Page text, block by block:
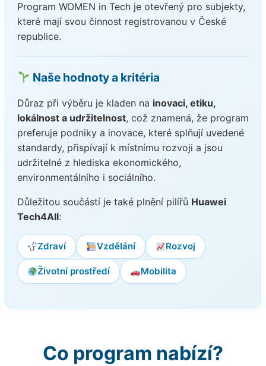
Program WOMEN in Tech je otevřený pro subjekty,
které mají svou činnost registrovanou v České
republice.
Naše hodnoty a kritéria
Důraz při výběru je kladen na inovaci, etiku,
lokálnost a udržitelnost, což znamená, že program
preferuje podniky a inovace, které splňují uvedené
standardy, přispívají k místnímu rozvoji a jsou
udržitelné z hlediska ekonomického,
environmentálního i sociálního.
Důležitou součástí je také plnění pilířů Huawei
Tech4All:
Zdraví Vzdělání Rozvoj
Životní prostředí Mobilita
Co program nabízí?